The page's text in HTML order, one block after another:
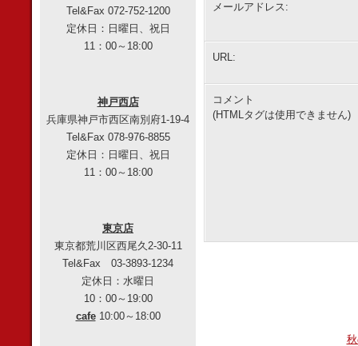
メールアドレス:
URL:
コメント
(HTMLタグは使用できません)
Tel&Fax 072-752-1200
定休日：日曜日、祝日
11：00～18:00
神戸西店
兵庫県神戸市西区南別府1-19-4
Tel&Fax 078-976-8855
定休日：日曜日、祝日
11：00～18:00
東京店
東京都荒川区西尾久2-30-11
Tel&Fax 03-3893-1234
定休日：水曜日
10：00～19:00
cafe10:00～18:00